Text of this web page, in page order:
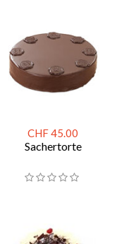
CHF 45.00
Sachertorte